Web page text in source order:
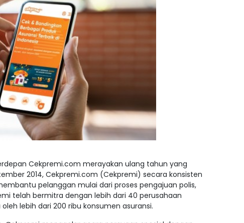
Cekpremi.com merayakan ulang tahun yang
2014, Cekpremi.com (Cekpremi) secara konsisten
pelanggan mulai dari proses pengajuan polis,
telah bermitra dengan lebih dari 40 perusahaan
lebih dari 200 ribu konsumen asuransi.